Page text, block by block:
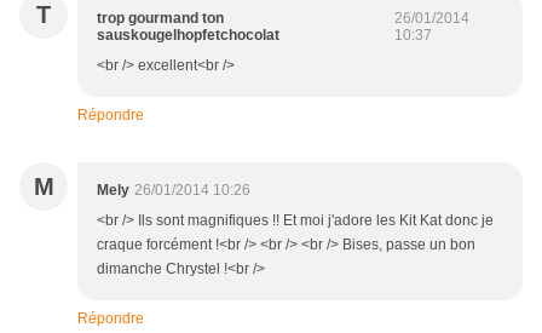
T
trop gourmand ton
sauskougelhopfetchocolat
26/01/2014
10:37
<br /> excellent<br />
Répondre
M Mely 26/01/2014 10:26
<br /> Ils sont magnifiques !! Et moi j'adore les Kit Kat donc je
craque forcément !<br /> <br /> <br /> Bises, passe un bon
dimanche Chrystel !<br />
Répondre